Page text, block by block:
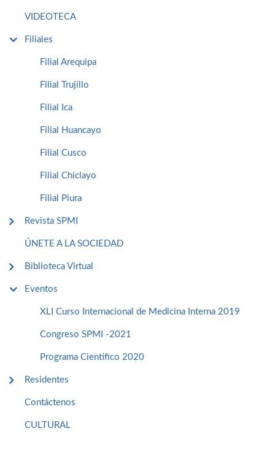
VIDEOTECA
Filiales
Filial Arequipa
Filial Trujillo
Filial Ica
Filial Huancayo
Filial Cusco
Filial Chiclayo
Filial Piura
Revista SPMI
ÚNETE A LA SOCIEDAD
Biblioteca Virtual
Eventos
XLI Curso Internacional de Medicina Interna 2019
Congreso SPMI -2021
Programa Cientifico 2020
Residentes
Contáctenos
CULTURAL